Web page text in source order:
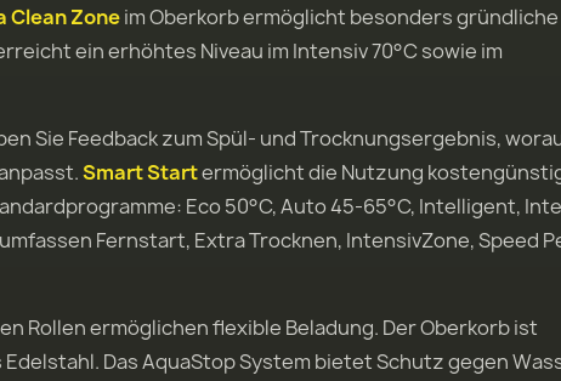
Clean Zoneim Oberkorb ermöglicht besonders gründliche
ein erhöhtes Niveau im Intensiv 70°C sowie im
Sie Feedback zum Spül- und Trocknungsergebnis,
Smart Startermöglicht die Nutzung
Eco 50°C, Auto 45-65°C, Intelligent,
Fernstart, Extra Trocknen, IntensivZone, Speed
Rollen ermöglichen flexible Beladung. Der Oberkorb ist
Das AquaStop System bietet Schutz gegen